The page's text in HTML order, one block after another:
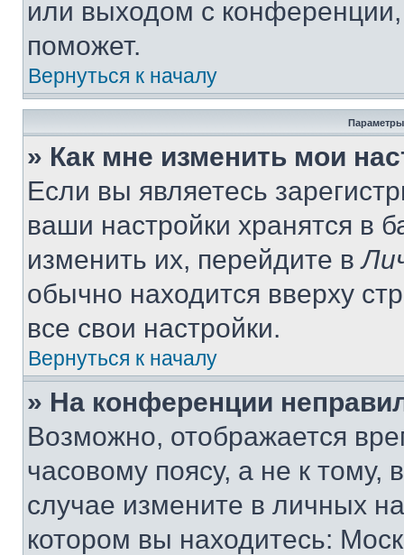
или выходом с
поможет.
Вернуться к началу
Параметры
» Как мне изменить мои
Если вы являетесь
ваши настройки хранятся в
изменить их, перейдите в
обычно находится вверху
все свои настройки.
Вернуться к началу
» На конференции
Возможно, отображается
часовому поясу, а не к тому,
случае измените в личных
котором вы находитесь: